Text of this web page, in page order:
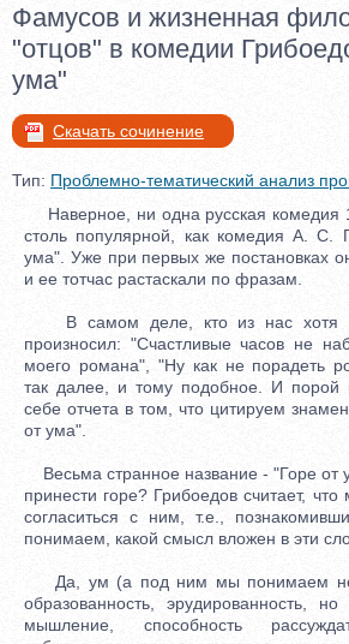
Фамусов и жизненная
"отцов" в комедии
ума"
Скачать сочинение
Тип: Проблемно-тематический анализ
Наверное, ни одна русская комедия
столь популярной, как комедия А. С.
ума". Уже при первых же постановках
и ее тотчас растаскали по фразам.
В самом деле, кто из нас хотя
произносил: "Счастливые часов не
моего романа", "Ну как не порадеть
так далее, и тому подобное. И
себе отчета в том, что цитируем
от ума".
Весьма странное название - "Горе от
принести горе? Грибоедов считает,
согласиться с ним, т.е.,
понимаем, какой смысл вложен в эти
Да, ум (а под ним мы понимаем не
образованность, эрудированность,
мышление, способность